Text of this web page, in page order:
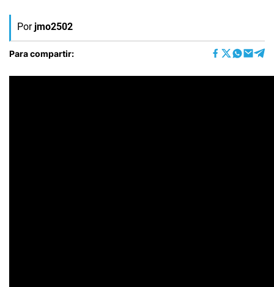
Por jmo2502
Para compartir: